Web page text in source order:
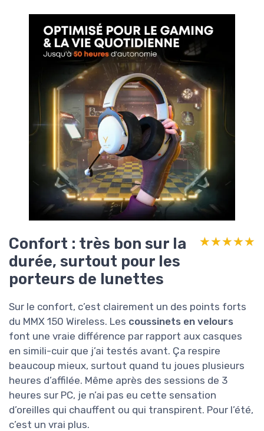
Confort : très bon sur la
durée, surtout pour les
porteurs de lunettes
★★★★★
★★★★★
Sur le confort, c’est clairement un des points forts
du MMX 150 Wireless. Les coussinets en velours
font une vraie différence par rapport aux casques
en simili-cuir que j’ai testés avant. Ça respire
beaucoup mieux, surtout quand tu joues plusieurs
heures d’affilée. Même après des sessions de 3
heures sur PC, je n’ai pas eu cette sensation
d’oreilles qui chauffent ou qui transpirent. Pour l’été,
c’est un vrai plus.